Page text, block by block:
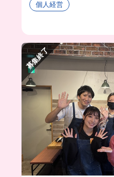
色々なビールの種類があ
えてくれて、楽しく覚え
💟
個人経営
募集終了